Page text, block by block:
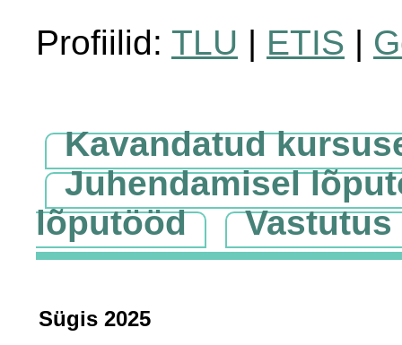
Profiilid: TLU | ETIS |
Kavandatud
Juhendamisel
lõputööd
Vastutus
Sügis 2025